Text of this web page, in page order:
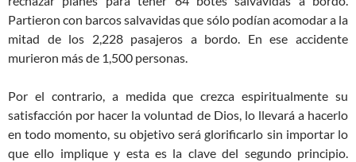
Partieron con barcos salvavidas que sólo podían acomodar a la
mitad de los 2,228 pasajeros a bordo. En ese accidente
murieron más de 1,500 personas.
Por el contrario, a medida que crezca espiritualmente su
satisfacción por hacer la voluntad de Dios, lo llevará a hacerlo
en todo momento, su objetivo será glorificarlo sin importar lo
que ello implique y esta es la clave del segundo principio.